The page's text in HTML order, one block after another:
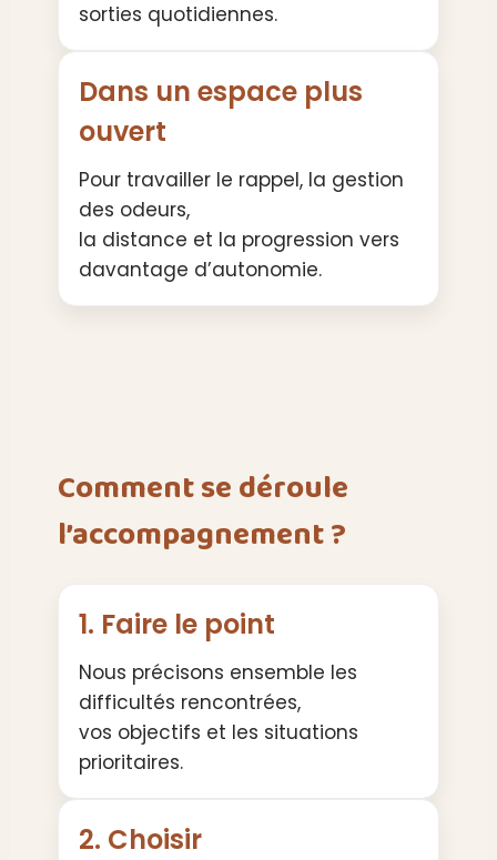
sorties quotidiennes.
Dans un espace plus
ouvert
Pour travailler le rappel, la gestion
des odeurs,
la distance et la progression vers
davantage d’autonomie.
Comment se déroule
l’accompagnement ?
1. Faire le point
Nous précisons ensemble les
difficultés rencontrées,
vos objectifs et les situations
prioritaires.
2. Choisir